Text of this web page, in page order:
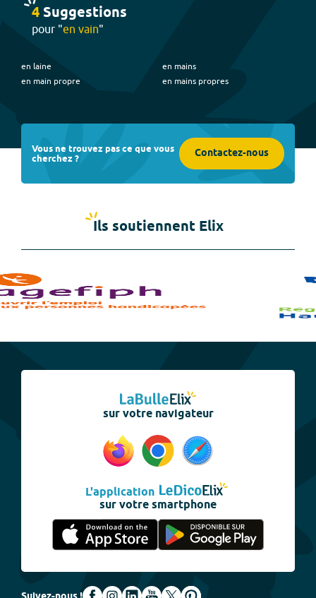
4Suggestions
pour "en vain"
en laine
en main propre
en mains
en mains propres
Vous ne trouvez pas ce que vous
cherchez ? Contactez-nous
Ils soutiennent Elix
sur votre navigateur
L'application
sur votre smartphone